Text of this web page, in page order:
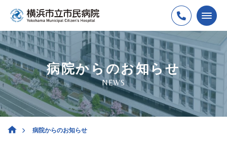
病院からのお知らせ
NEWS
病院からのお知らせ